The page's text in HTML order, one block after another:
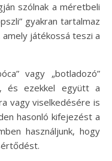
szólnak a méretbeli
gyakran tartalmaz
játékossá teszi a
vagy „botladozó”
és ezekkel együtt a
vagy viselkedésére is
hasonló kifejezést a
használjunk, hogy